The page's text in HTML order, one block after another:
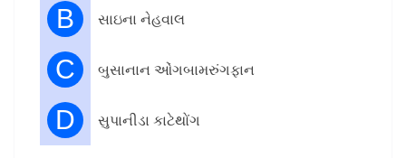
B સાઇના નેહવાલ
C બુસાનાન ઓંગબામરુંગફાન
D સુપાનીડા કાટેથોંગ